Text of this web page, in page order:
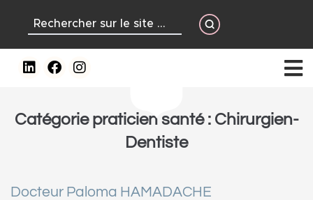
principal
Catégorie praticien santé : Chirurgien-
Dentiste
Docteur Paloma HAMADACHE